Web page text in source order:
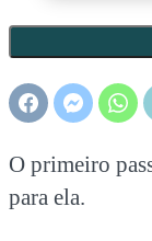
O primeiro
para ela.